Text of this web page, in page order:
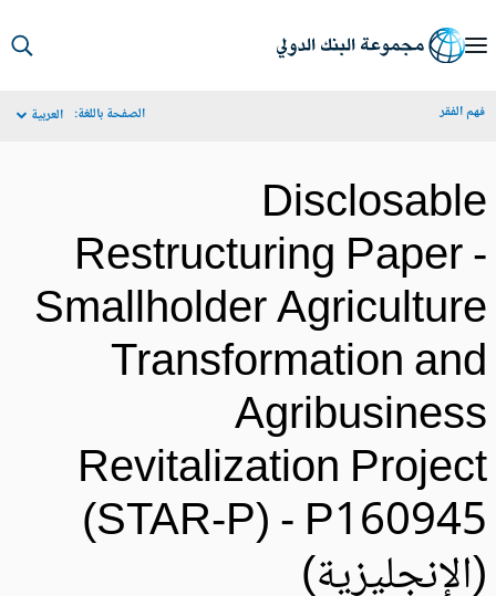
الفقر الصفحة باللغة: العربية
Restructuring Paper
Smallholder
Transformation
Revitalization
(STAR-P) -